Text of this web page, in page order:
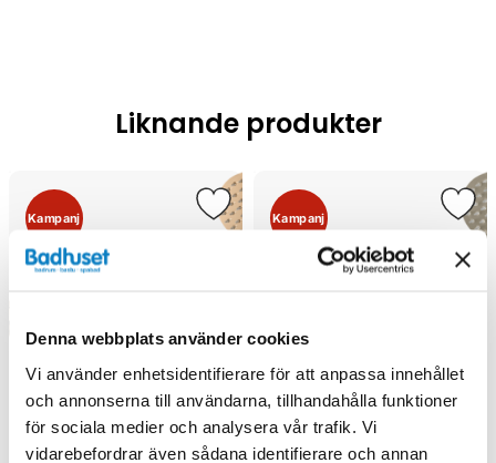
Denna webbplats använder cookies
Vi använder enhetsidentifierare för att anpassa innehållet
och annonserna till användarna, tillhandahålla funktioner
för sociala medier och analysera vår trafik. Vi
vidarebefordrar även sådana identifierare och annan
Liknande produkter
Kampanj Kampanj